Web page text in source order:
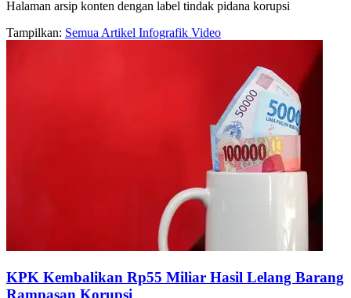
Halaman arsip konten dengan label tindak pidana korupsi
Tampilkan: Semua Artikel Infografik Video
KPK Kembalikan Rp55 Miliar Hasil Lelang Barang
Rampasan Korupsi